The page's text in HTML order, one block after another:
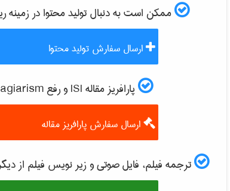
ممکن است به دنبال تولید محتوا در زمینه
ارسال سفارش تولید محتوا
پارافریز مقاله ISI و رفع plagiarism
ارسال سفارش پارافریز مقاله
ترجمه فیلم، فایل صوتی و زیر نویس فیلم از